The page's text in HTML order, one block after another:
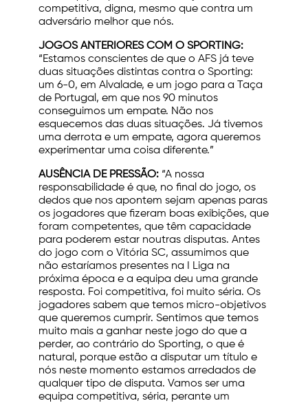
competitiva, digna, mesmo que contra um
adversário melhor que nós.
JOGOS ANTERIORES COM O SPORTING:
“Estamos conscientes de que o AFS já teve
duas situações distintas contra o Sporting:
um 6-0, em Alvalade, e um jogo para a Taça
de Portugal, em que nos 90 minutos
conseguimos um empate. Não nos
esquecemos das duas situações. Já tivemos
uma derrota e um empate, agora queremos
experimentar uma coisa diferente.”
AUSÊNCIA DE PRESSÃO: “A nossa
responsabilidade é que, no final do jogo, os
dedos que nos apontem sejam apenas paras
os jogadores que fizeram boas exibições, que
foram competentes, que têm capacidade
para poderem estar noutras disputas. Antes
do jogo com o Vitória SC, assumimos que
não estaríamos presentes na I Liga na
próxima época e a equipa deu uma grande
resposta. Foi competitiva, foi muito séria. Os
jogadores sabem que temos micro-objetivos
que queremos cumprir. Sentimos que temos
muito mais a ganhar neste jogo do que a
perder, ao contrário do Sporting, o que é
natural, porque estão a disputar um título e
nós neste momento estamos arredados de
qualquer tipo de disputa. Vamos ser uma
equipa competitiva, séria, perante um